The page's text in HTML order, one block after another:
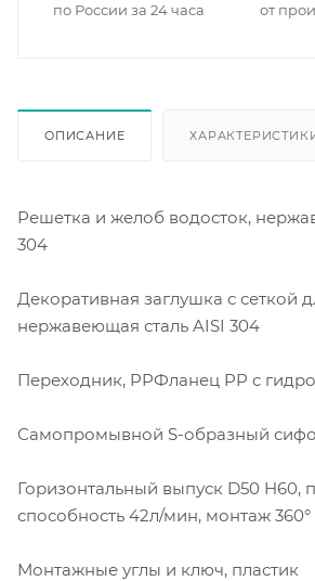
по России за 24 часа
от
ОПИСАНИЕ
Решетка и желоб водосток,
304
Декоративная заглушка с сеткой
нержавеющая сталь AISI 304
Переходник, PPФланец PP c
Самопромывной S-образный
Горизонтальный выпуск D50 H60,
способность 42л/мин, монтаж 360°
Монтажные углы и ключ, пластик